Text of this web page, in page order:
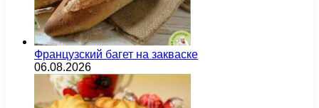
Французский багет на закваске
06.08.2026